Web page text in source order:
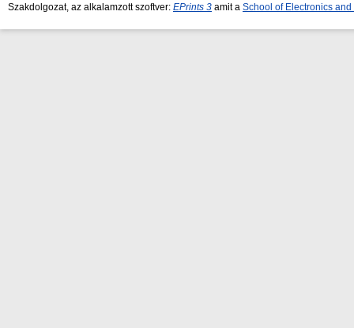
Szakdolgozat, az alkalamzott szoftver: EPrints 3 amit a School of Electronics